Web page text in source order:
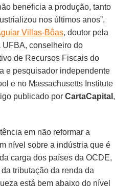
beneficia a produção, tanto
nos últimos anos”,
Villas-Bôas, doutor pela
UFBA, conselheiro do
de Recursos Fiscais do
e pesquisador independente
e no Massachusetts Institute
publicado porCartaCapital ,
em não reformar a
nível sobre a indústria que é
carga dos países da OCDE,
tributação da renda da
está bem abaixo do nível